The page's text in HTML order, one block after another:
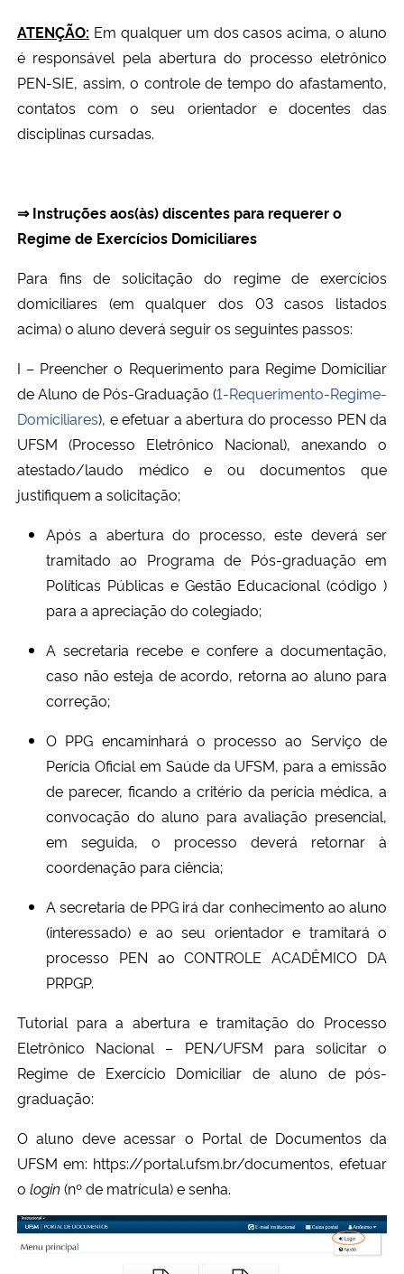
ATENÇÃO: Em qualquer um dos casos acima, o aluno
é responsável pela abertura do processo eletrônico
PEN-SIE, assim, o controle de tempo do afastamento,
contatos com o seu orientador e docentes das
disciplinas cursadas.
⇒ Instruções aos(às) discentes para requerer o
Regime de Exercícios Domiciliares
Para fins de solicitação do regime de exercícios
domiciliares (em qualquer dos 03 casos listados
acima) o aluno deverá seguir os seguintes passos:
I – Preencher o Requerimento para Regime Domiciliar
de Aluno de Pós-Graduação (1-Requerimento-Regime-
Domiciliares), e efetuar a abertura do processo PEN da
UFSM (Processo Eletrônico Nacional), anexando o
atestado/laudo médico e ou documentos que
justifiquem a solicitação;
Após a abertura do processo, este deverá ser
tramitado ao Programa de Pós-graduação em
Políticas Públicas e Gestão Educacional (código )
para a apreciação do colegiado;
A secretaria recebe e confere a documentação,
caso não esteja de acordo, retorna ao aluno para
correção;
O PPG encaminhará o processo ao Serviço de
Perícia Oficial em Saúde da UFSM, para a emissão
de parecer, ficando a critério da perícia médica, a
convocação do aluno para avaliação presencial,
em seguida, o processo deverá retornar à
coordenação para ciência;
A secretaria de PPG irá dar conhecimento ao aluno
(interessado) e ao seu orientador e tramitará o
processo PEN ao CONTROLE ACADÊMICO DA
PRPGP.
Tutorial para a abertura e tramitação do Processo
Eletrônico Nacional – PEN/UFSM para solicitar o
Regime de Exercício Domiciliar de aluno de pós-
graduação:
O aluno deve acessar o Portal de Documentos da
UFSM em: https://portal.ufsm.br/documentos, efetuar
o login (nº de matrícula) e senha.